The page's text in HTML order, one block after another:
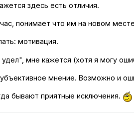
здесь есть отличия.
понимает что им на новом
мотивация.
мне кажется (хотя я могу
мнение. Возможно и
бывают приятные исключения.